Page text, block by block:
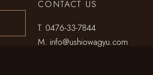
CONTACT US
T. 0476-33-7844
M. info@ushiowagyu.com